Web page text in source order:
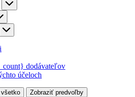
dodávateľov
účeloch
Zobraziť predvoľby